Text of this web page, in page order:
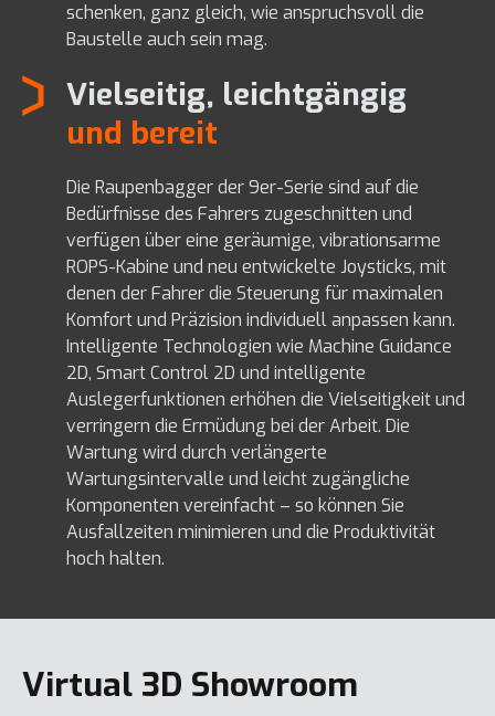
schenken, ganz gleich, wie anspruchsvoll die
Baustelle auch sein mag.
Vielseitig, leichtgängig
und bereit
Die Raupenbagger der 9er-Serie sind auf die
Bedürfnisse des Fahrers zugeschnitten und
verfügen über eine geräumige, vibrationsarme
ROPS-Kabine und neu entwickelte Joysticks, mit
denen der Fahrer die Steuerung für maximalen
Komfort und Präzision individuell anpassen kann.
Intelligente Technologien wie Machine Guidance
2D, Smart Control 2D und intelligente
Auslegerfunktionen erhöhen die Vielseitigkeit und
verringern die Ermüdung bei der Arbeit. Die
Wartung wird durch verlängerte
Wartungsintervalle und leicht zugängliche
Komponenten vereinfacht – so können Sie
Ausfallzeiten minimieren und die Produktivität
hoch halten.
Virtual 3D Showroom